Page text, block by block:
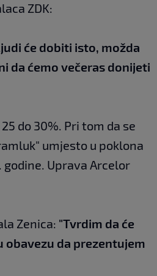
ZDK:
će dobiti isto, možda
da ćemo večeras donijeti
do 30%. Pri tom da se
umjesto u poklona
Uprava Arcelor
Zenica: "Tvrdim da će
obavezu da prezentujem